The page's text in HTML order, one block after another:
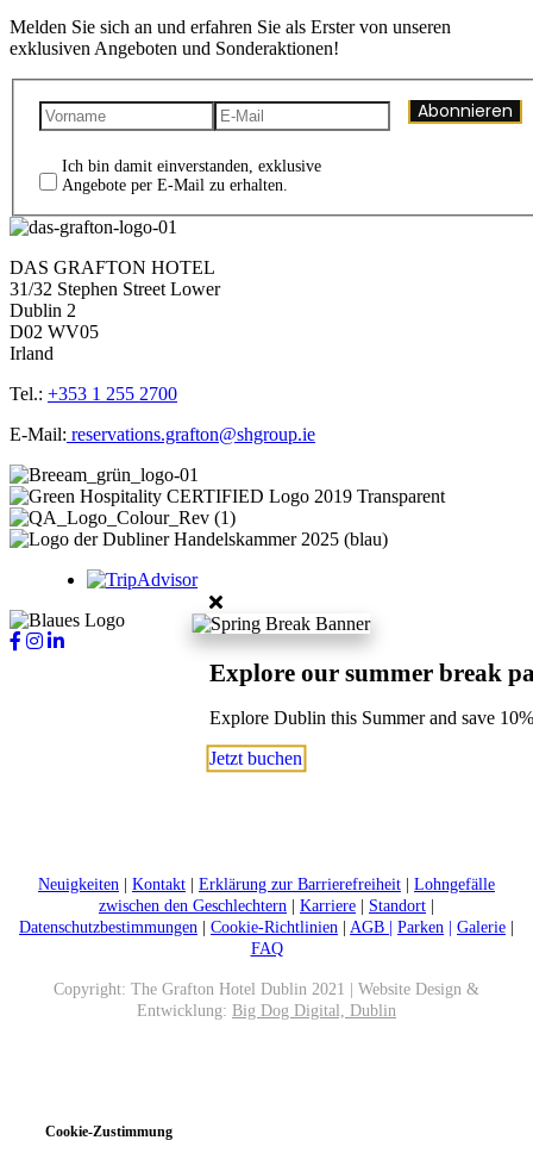
Melden Sie sich an und erfahren Sie als Erster von unseren
exklusiven Angeboten und Sonderaktionen!
Abonnieren
Ich bin damit einverstanden, exklusive
Angebote per E-Mail zu erhalten.
DAS GRAFTON HOTEL
31/32 Stephen Street Lower
Dublin 2
D02 WV05
Irland
Tel.: +353 1 255 2700
E-Mail: reservations.grafton@shgroup.ie
Explore our summer break
Explore Dublin this Summer and save
Jetzt buchen
Neuigkeiten Kontakt Erklärung zur Barrierefreiheit
Lohngefälle
zwischen den Geschlechtern
Karriere Standort
Datenschutzbestimmungen
Cookie-Richtlinien AGB | Parken Galerie
FAQ
Copyright: The Grafton Hotel Dublin 2021 | Website Design &
Entwicklung: Big Dog Digital, Dublin
Cookie-Zustimmung